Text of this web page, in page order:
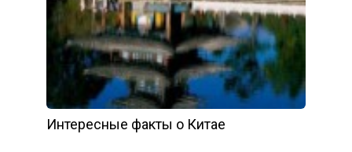
Интересные факты о Китае